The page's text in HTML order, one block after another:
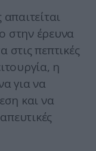
στην έρευνα
στις πεπτικές
η
για να
και να